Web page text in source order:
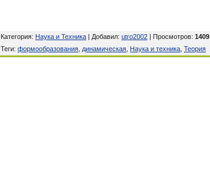
Категория: Наука и Техника | Добавил: utro2002 | Просмотров: 1409
Теги: формообразования динамическая Наука и техника Теория